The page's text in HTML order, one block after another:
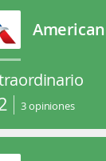
3opiniones